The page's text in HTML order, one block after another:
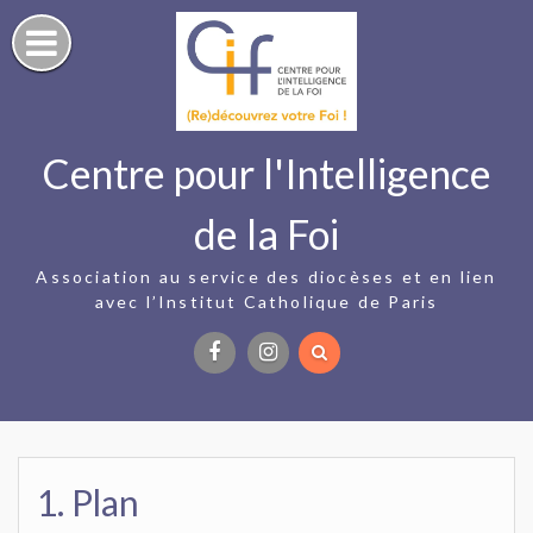
Skip
to
content
Centre pour l'Intelligence
de la Foi
Association au service des diocèses et en lien
avec l’Institut Catholique de Paris
1. Plan